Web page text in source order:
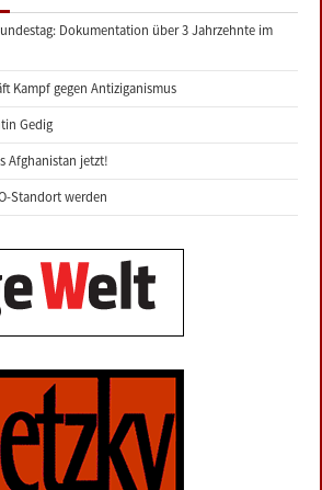
Dokumentation über 3 Jahrzehnte im
Kampf gegen Antiziganismus
Gedig
Afghanistan jetzt!
Standort werden